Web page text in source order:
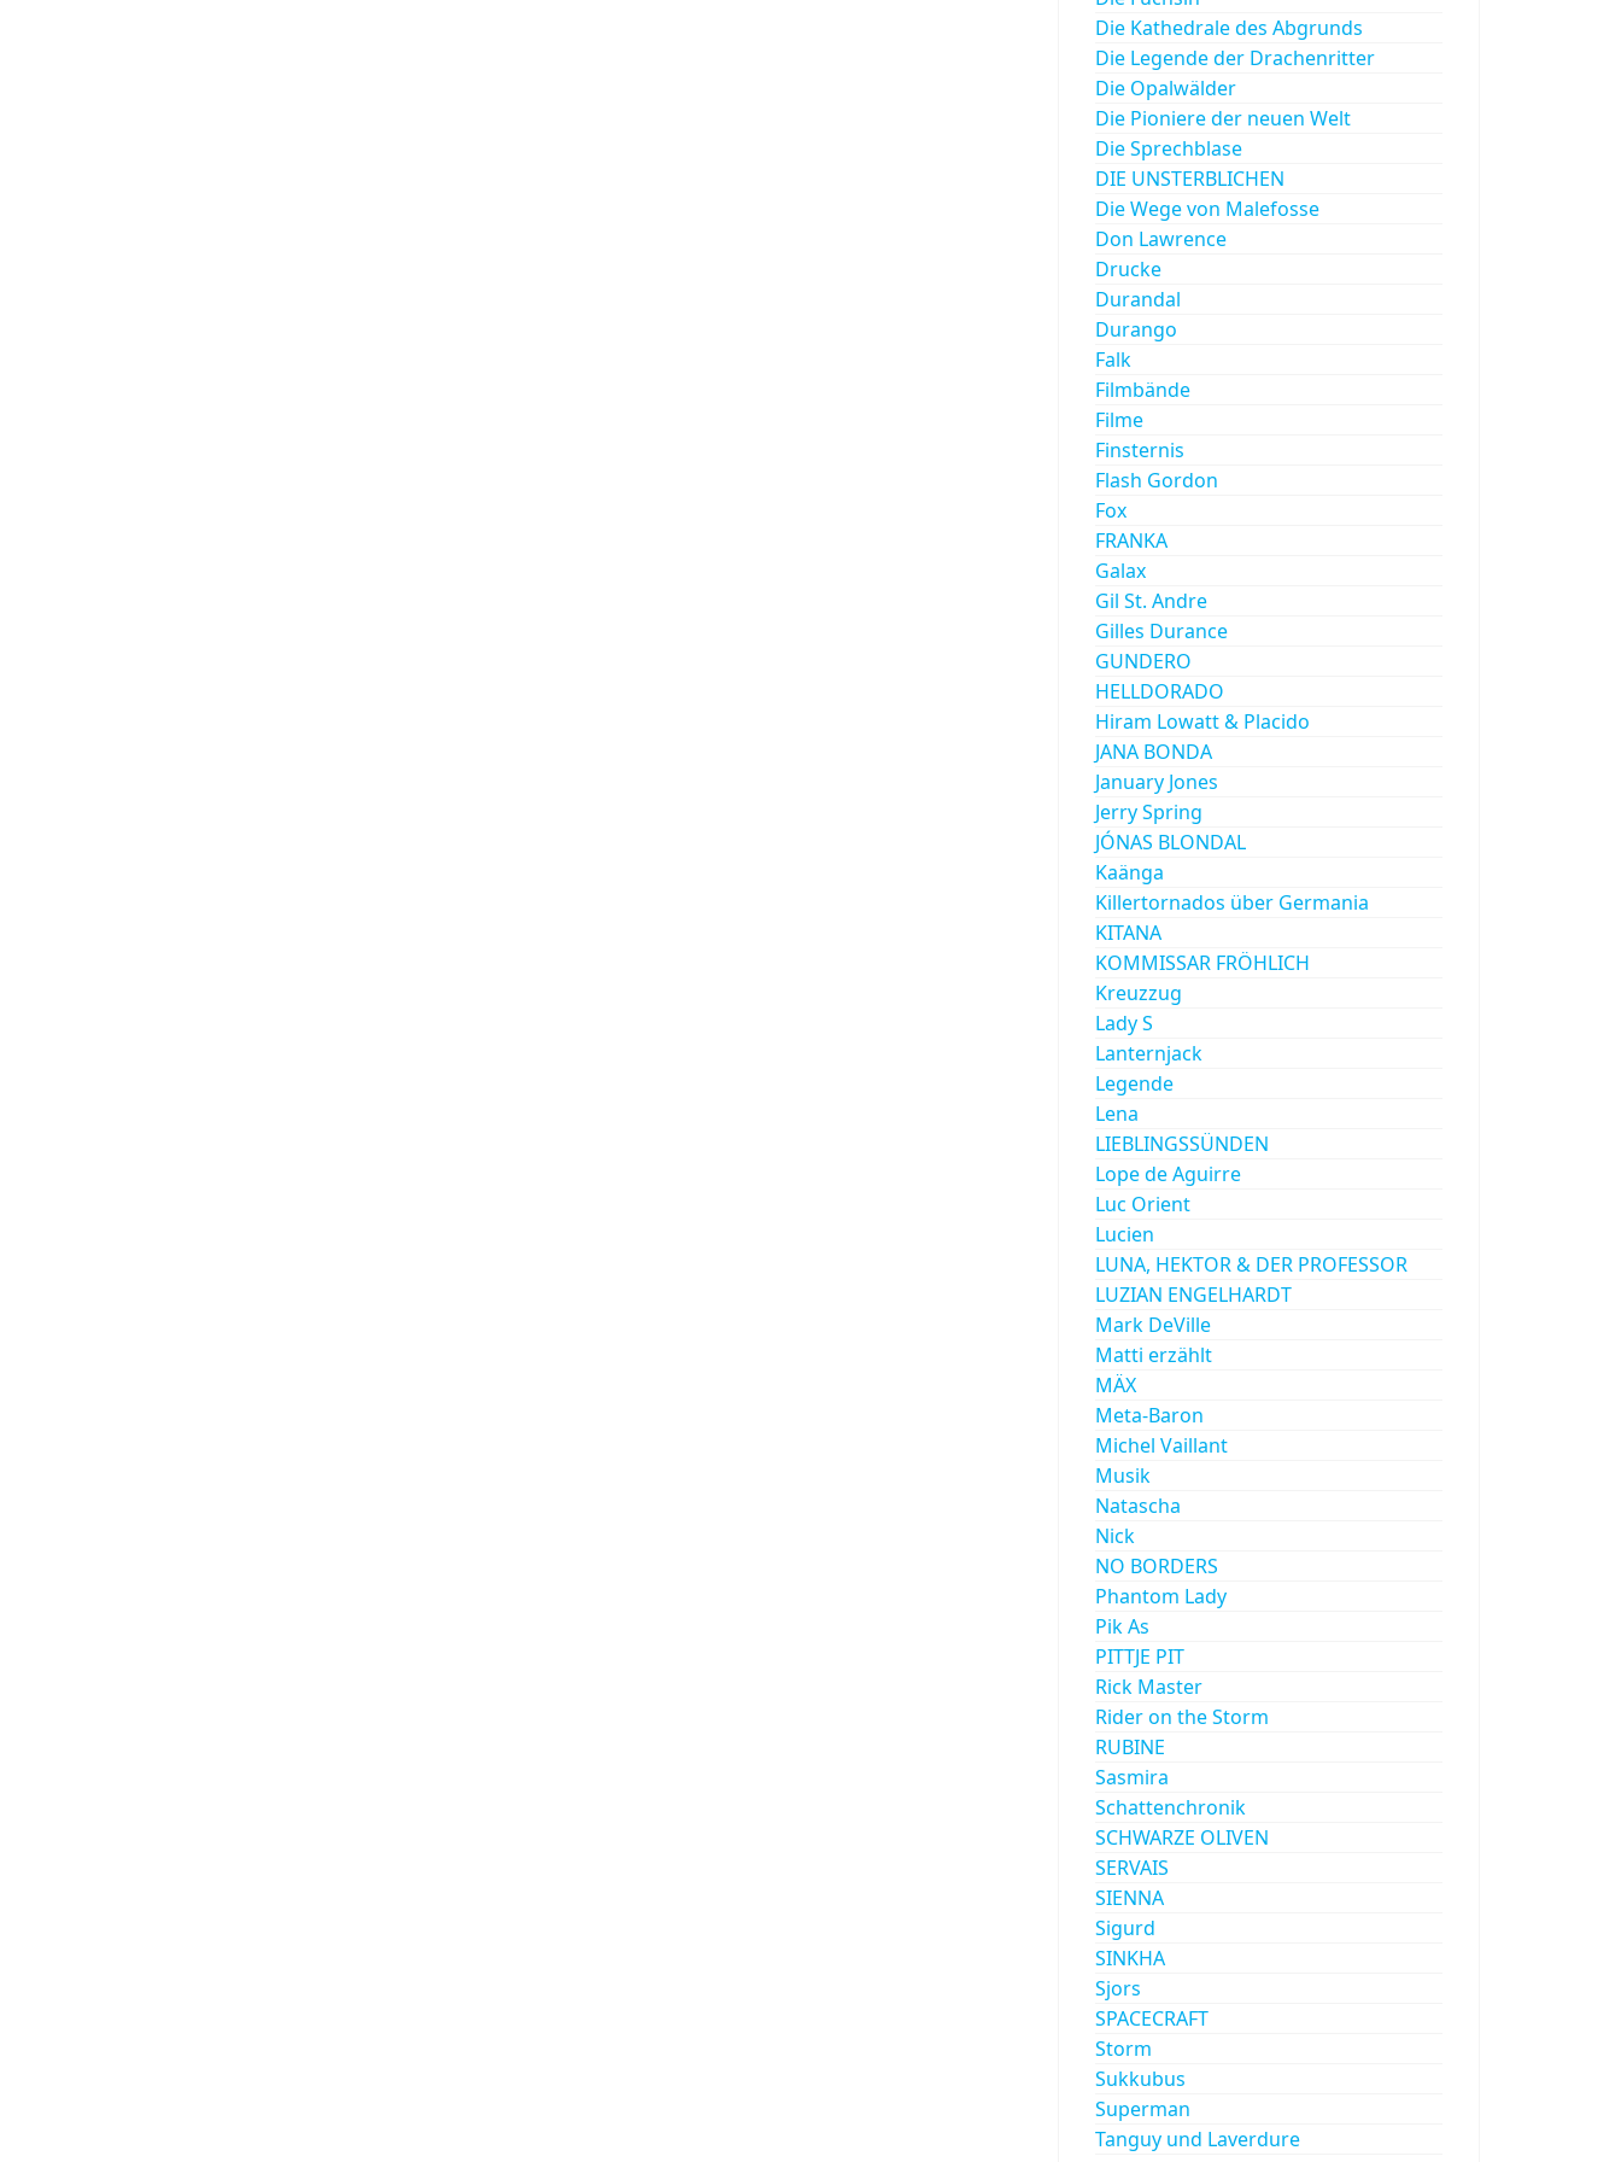
Die Kathedrale des Abgrunds
Die Legende der Drachenritter
Die Opalwälder
Die Pioniere der neuen Welt
Die Sprechblase
DIE UNSTERBLICHEN
Die Wege von Malefosse
Don Lawrence
Drucke
Durandal
Durango
Falk
Filmbände
Filme
Finsternis
Flash Gordon
Fox
FRANKA
Galax
Gil St. Andre
Gilles Durance
GUNDERO
HELLDORADO
Hiram Lowatt & Placido
JANA BONDA
January Jones
Jerry Spring
JÓNAS BLONDAL
Kaänga
Killertornados über Germania
KITANA
KOMMISSAR FRÖHLICH
Kreuzzug
Lady S
Lanternjack
Legende
Lena
LIEBLINGSSÜNDEN
Lope de Aguirre
Luc Orient
Lucien
LUNA, HEKTOR & DER PROFESSOR
LUZIAN ENGELHARDT
Mark DeVille
Matti erzählt
MÄX
Meta-Baron
Michel Vaillant
Musik
Natascha
Nick
NO BORDERS
Phantom Lady
Pik As
PITTJE PIT
Rick Master
Rider on the Storm
RUBINE
Sasmira
Schattenchronik
SCHWARZE OLIVEN
SERVAIS
SIENNA
Sigurd
SINKHA
Sjors
SPACECRAFT
Storm
Sukkubus
Superman
Tanguy und Laverdure